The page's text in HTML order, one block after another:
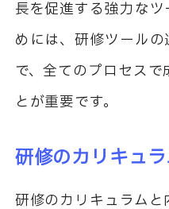
長を促進する強力な
めには、研修ツール
で、全てのプロセス
とが重要です。
研修のカリキュ
研修のカリキュラム